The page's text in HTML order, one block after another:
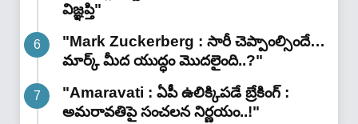
విజ్ఞప్తి"
"Mark Zuckerberg : సారీ చెప్పాంల్సిందే…
మార్క్ మీద యుద్ధం మొదలైంది..?"
"Amaravati : ఏపీ ఉలిక్కిపడే బ్రేకింగ్ :
అమరావతిపై సంచలన నిర్ణయం..!"